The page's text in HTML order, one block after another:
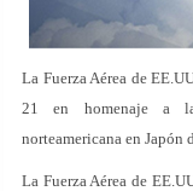
La Fuerza Aérea de
21 en homenaje a
norteamericana en Japón
La Fuerza Aérea de